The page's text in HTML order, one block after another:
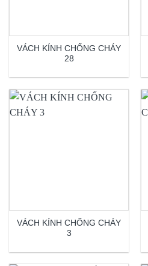
VÁCH KÍNH CHỐNG CHÁY
28
VÁCH KÍNH CHỐNG CHÁY
3